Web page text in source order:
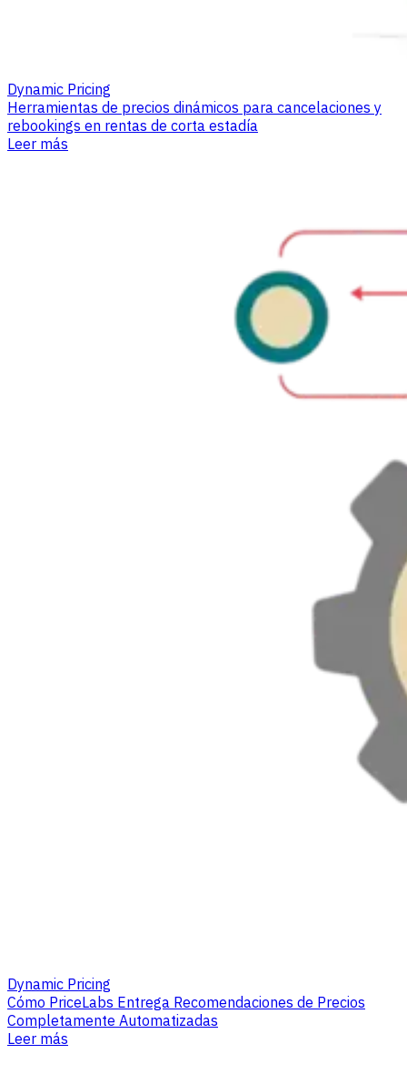
Dynamic Pricing
Herramientas de precios dinámicos para cancelaciones y
rebookings en rentas de corta estadía
Leer más
Dynamic Pricing
Cómo PriceLabs Entrega Recomendaciones de Precios
Completamente Automatizadas
Leer más